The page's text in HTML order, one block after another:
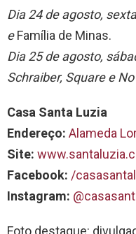
Dia 24 de agosto,
eFamília de Minas.
Dia 25 de agosto,
Schraiber, Square e
Casa Santa Luzia
Endereço: Alameda
Site:
Facebook: /
Instagram:
Foto destaque: